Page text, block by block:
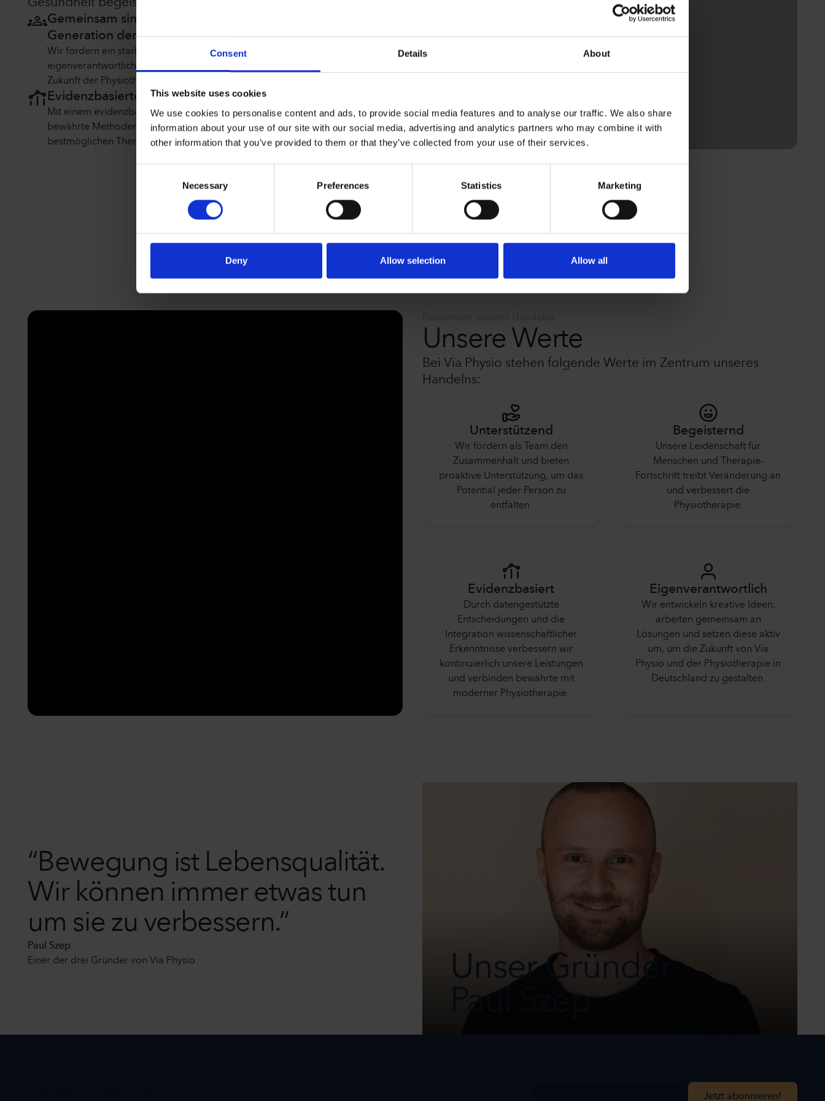
Consent Details About
This website uses cookies
We use cookies to personalise content and ads, to provide social media features and to analyse our traffic. We also share
information about your use of our site with our social media, advertising and analytics partners who may combine it with
other information that you’ve provided to them or that they’ve collected from your use of their services.
Necessary Preferences Statistics Marketing
Deny Allow selection Allow all
Gesundheit begeistert.
Gemeinsam sind wir die neue
Generation der Physiotherapie
Wir fördern ein starkes Team, welches durch
eigenverantwortliches Handeln und kreative Lösungen die
Zukunft der Physiotherapie in Deutschland gestaltet.
Evidenzbasierte Physiotherapie
Mit einem evidenzbasierten Ansatz kombinieren wir
bewährte Methoden mit modernster Technik, um die
bestmöglichen Therapieergebnisse zu erzielen.
Fundament unseres Handelns
Unsere Werte
Bei Via Physio stehen folgende Werte im Zentrum unseres
Handelns:
Unterstützend
Wir fördern als Team den
Zusammenhalt und bieten
proaktive Unterstützung, um das
Potential jeder Person zu
entfalten.
Begeisternd
Unsere Leidenschaft für
Menschen und Therapie-
Fortschritt treibt Veränderung an
und verbessert die
Physiotherapie.
Evidenzbasiert
Durch datengestützte
Entscheidungen und die
Integration wissenschaftlicher
Erkenntnisse verbessern wir
kontinuierlich unsere Leistungen
und verbinden bewährte mit
moderner Physiotherapie.
Eigenverantwortlich
Wir entwickeln kreative Ideen,
arbeiten gemeinsam an
Lösungen und setzen diese aktiv
um, um die Zukunft von Via
Physio und der Physiotherapie in
Deutschland zu gestalten.
“Bewegung ist Lebensqualität.
Wir können immer etwas tun
um sie zu verbessern.”
Paul Szep
Einer der drei Gründer von Via Physio
Unser Gründer
Paul Szep
Jetzt abonnieren!